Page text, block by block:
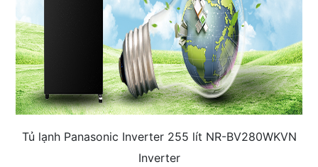
Tủ lạnh Panasonic Inverter 255 lít NR-BV280WKVN
Inverter